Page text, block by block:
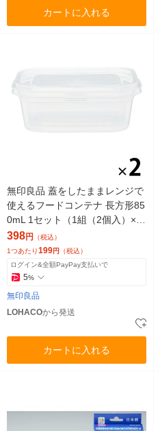
カートに入れる
無印良品 蓋をしたままレンジで
使えるフードコンテナ 長方形85
0mL 1セット（1組（2個入）×
2） 良品計画
398円 （税込）
1つあたり199円 （税込）
ログイン&全額PayPay支払いで
5%
無印良品
LOHACOから発送
カートに入れる